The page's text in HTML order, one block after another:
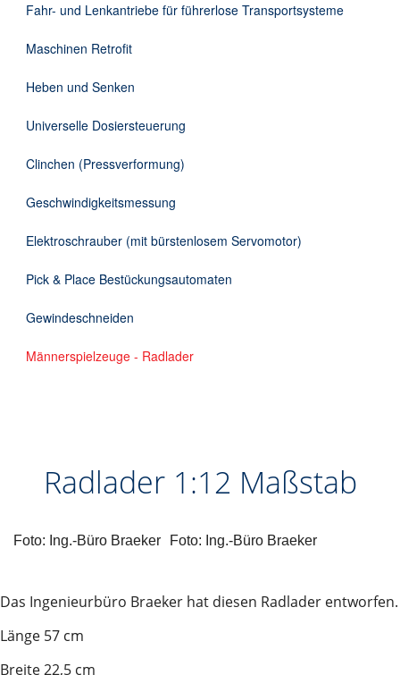
Fahr- und Lenkantriebe für führerlose Transportsysteme
Maschinen Retrofit
Heben und Senken
Universelle Dosiersteuerung
Clinchen (Pressverformung)
Geschwindigkeitsmessung
Elektroschrauber (mit bürstenlosem Servomotor)
Pick & Place Bestückungsautomaten
Gewindeschneiden
Männerspielzeuge - Radlader
Radlader 1:12 Maßstab
Foto: Ing.-Büro Braeker Foto: Ing.-Büro Braeker
Das Ingenieurbüro Braeker hat diesen Radlader entworfen.
Länge 57 cm
Breite 22,5 cm